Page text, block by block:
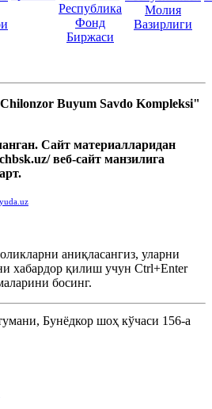
Buyum Savdo Kompleksi"
Сайт материалларидан
веб-сайт манзилига
аниқласангиз, уларни
хабардор қилиш учун Ctrl+Enter
босинг.
Бунёдкор шоҳ кўчаси 156-а